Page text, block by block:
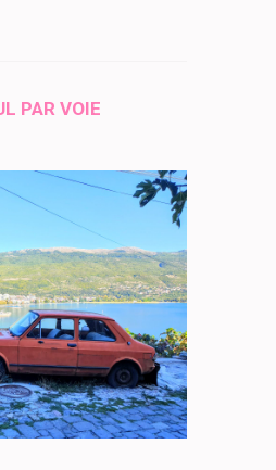
PAR VOIE